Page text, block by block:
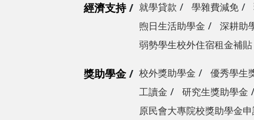
經濟支持 就學貸款 學雜費減免
煦日生活助學金
深耕助
弱勢學生校外住宿租金補貼
獎助學金 校外獎助學金 優秀學生
工讀金
研究生獎助學金
原民會大專院校獎助學金